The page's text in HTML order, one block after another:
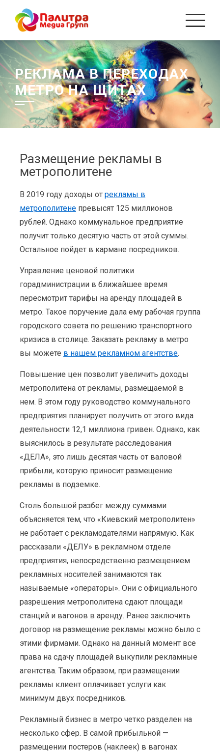
РЕКЛАМА В ПЕРЕХОДАХ
МЕТРО НА ЩИТАХ
Размещение рекламы в
метрополитене
В 2019 году доходы от рекламы в
метрополитене превысят 125 миллионов
рублей. Однако коммунальное предприятие
получит только десятую часть от этой суммы.
Остальное пойдет в кармане посредников.
Управление ценовой политики
горадминистрации в ближайшее время
пересмотрит тарифы на аренду площадей в
метро. Такое поручение дала ему рабочая группа
городского совета по решению транспортного
кризиса в столице. Заказать рекламу в метро
вы можете в нашем рекламном агентстве.
Повышение цен позволит увеличить доходы
метрополитена от рекламы, размещаемой в
нем. В этом году руководство коммунального
предприятия планирует получить от этого вида
деятельности 12,1 миллиона гривен. Однако, как
выяснилось в результате расследования
«ДЕЛА», это лишь десятая часть от валовой
прибыли, которую приносит размещение
рекламы в подземке.
Столь большой разбег между суммами
объясняется тем, что «Киевский метрополитен»
не работает с рекламодателями напрямую. Как
рассказали «ДЕЛУ» в рекламном отделе
предприятия, непосредственно размещением
рекламных носителей занимаются так
называемые «операторы». Они с официального
разрешения метрополитена сдают площади
станций и вагонов в аренду. Ранее заключить
договор на размещение рекламы можно было с
этими фирмами. Однако на данный момент все
права на сдачу площадей выкупили рекламные
агентства. Таким образом, при размещении
рекламы клиент оплачивает услуги как
минимум двух посредников.
Рекламный бизнес в метро четко разделен на
несколько сфер. В самой прибыльной —
размещении постеров (наклеек) в вагонах